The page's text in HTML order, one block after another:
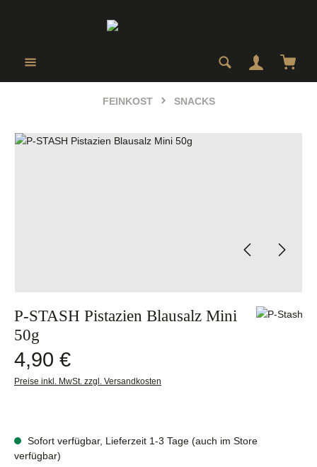
FEINKOST SNACKS
Bildergalerie überspringen
P-STASH Pistazien Blausalz Mini
50g
Regulärer Preis:
4,90 €
Preise inkl. MwSt. zzgl. Versandkosten
Sofort verfügbar, Lieferzeit 1-3 Tage (auch im Store
verfügbar)